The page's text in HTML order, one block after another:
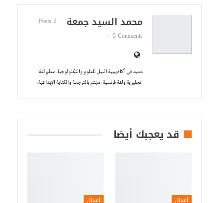
محمد السيد جمعة
2 Posts
0 Comments
معيد فى أكاديمية النيل للعلوم والتكنولوجيا، معلم لغة
انجليزية ولغة فرنسية، مهتم بالترجمة والكتابة الإبداعية.
قد يعجبك أيضا
أعمال أعمال